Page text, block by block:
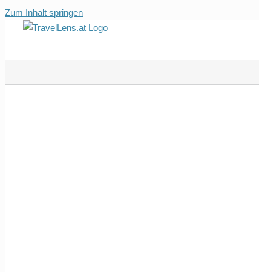
Zum Inhalt springen